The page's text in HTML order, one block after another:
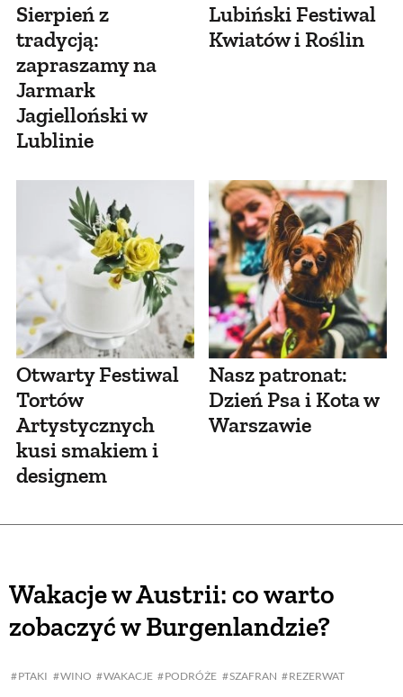
Sierpień z
tradycją:
zapraszamy na
Jarmark
Jagielloński w
Lublinie
Lubiński Festiwal
Kwiatów i Roślin
Otwarty Festiwal
Tortów
Artystycznych
kusi smakiem i
designem
Nasz patronat:
Dzień Psa i Kota w
Warszawie
Wakacje w Austrii: co warto
zobaczyć w Burgenlandzie?
PTAKI WINO WAKACJE PODRÓŻE SZAFRAN REZERWAT